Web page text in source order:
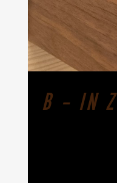
B – IN